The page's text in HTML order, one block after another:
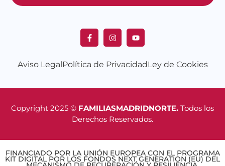
Aviso Legal Política de PrivacidadLey de Cookies
Copyright 2025 © FAMILIASMADRIDNORTE. Todos los
Derechos Reservados.
FINANCIADO POR LA UNIÓN EUROPEA CON EL PROGRAMA
KIT DIGITAL POR LOS FONDOS NEXT GENERATION (EU) DEL